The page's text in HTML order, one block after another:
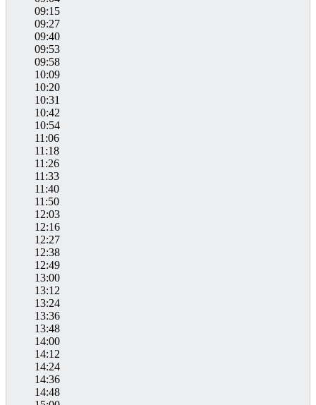
09:15
09:27
09:40
09:53
09:58
10:09
10:20
10:31
10:42
10:54
11:06
11:18
11:26
11:33
11:40
11:50
12:03
12:16
12:27
12:38
12:49
13:00
13:12
13:24
13:36
13:48
14:00
14:12
14:24
14:36
14:48